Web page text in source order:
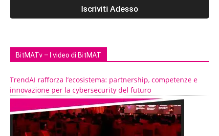
BitMATv – I video di BitMAT
TrendAI rafforza l’ecosistema: partnership, competenze e
innovazione per la cybersecurity del futuro